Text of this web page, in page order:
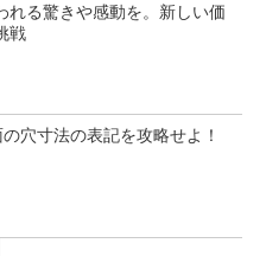
れる驚きや感動を。新しい価
戦
の穴寸法の表記を攻略せよ！